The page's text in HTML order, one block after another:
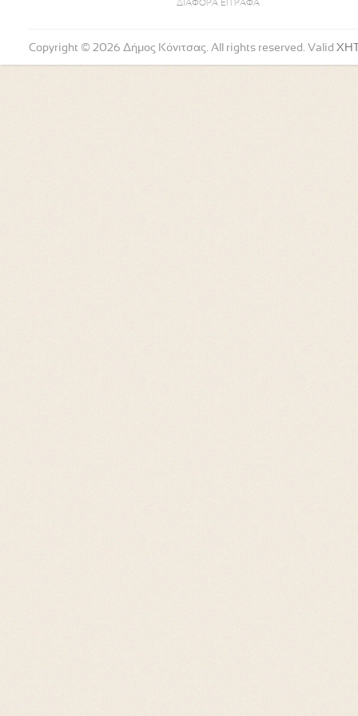
ΔΙΑΦΟΡΑ ΕΓΓΡΑΦΑ
Copyright © 2026 Δήμος Κόνιτσας. All rights reserved. Valid